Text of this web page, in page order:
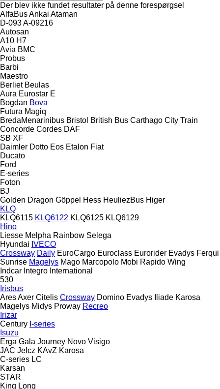
Der blev ikke fundet resultater på denne forespørgsel
AlfaBusAnkai Ataman
D-093A-09216
Autosan
A10 H7
Avia BMC
Probus
Barbi
Maestro
Berliet Beulas
Aura Eurostar E
Bogdan Bova
Futura Magiq
BredaMenarinibus Bristol British Bus Carthago City Train
Concorde Cordes DAF
SB XF
Daimler Dotto Eos Etalon Fiat
Ducato
Ford
E-series
Foton
BJ
Golden Dragon Göppel Hess HeuliezBus Higer
KLQ
KLQ6115 KLQ6122 KLQ6125 KLQ6129
Hino
Liesse Melpha Rainbow Selega
Hyundai IVECO
Crossway Daily EuroCargo Euroclass Eurorider Evadys Ferqui
Sunrise Magelys Mago Marcopolo Mobi Rapido Wing
Indcar Integro International
530
Irisbus
AresAxer Citelis Crossway Domino Evadys Iliade Karosa
Magelys Midys Proway Recreo
Irizar
Century I-series
Isuzu
Erga Gala Journey Novo Visigo
JAC Jelcz KAvZ Karosa
C-series LC
Karsan
STAR
King Long